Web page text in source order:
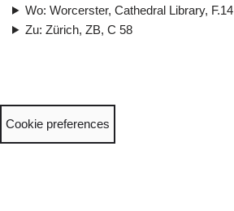
Wo: Worcerster, Cathedral Library, F.14
Zu: Zürich, ZB, C 58
Cookie preferences